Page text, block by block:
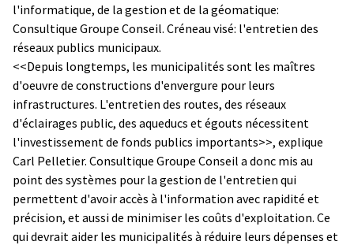
l'informatique, de la gestion et de la géomatique:
Consultique Groupe Conseil. Créneau visé: l'entretien des
réseaux publics municipaux.
<<Depuis longtemps, les municipalités sont les maîtres
d'oeuvre de constructions d'envergure pour leurs
infrastructures. L'entretien des routes, des réseaux
d'éclairages public, des aqueducs et égouts nécessitent
l'investissement de fonds publics importants>>, explique
Carl Pelletier. Consultique Groupe Conseil a donc mis au
point des systèmes pour la gestion de l'entretien qui
permettent d'avoir accès à l'information avec rapidité et
précision, et aussi de minimiser les coûts d'exploitation. Ce
qui devrait aider les municipalités à réduire leurs dépenses et